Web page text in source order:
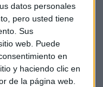
datos personales
pero usted tiene
Sus
web. Puede
en
y haciendo clic en
de la página web.
cómo están
en renta fija y
emergentes
como laenergía y la